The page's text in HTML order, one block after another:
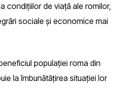
condițiilor de viață ale romilor,
sociale și economice mai
populației roma din
la îmbunătățirea situației lor